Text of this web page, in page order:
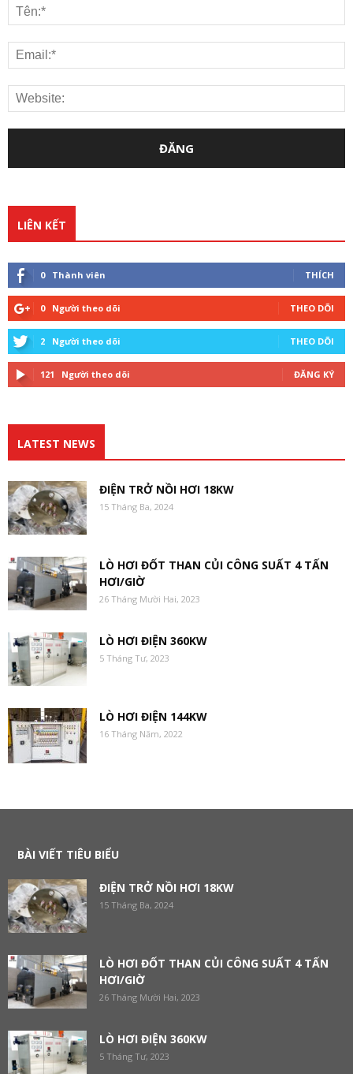
LIÊN KẾT
0 Thành viên THÍCH
0 Người theo dõi THEO DÕI
2 Người theo dõi THEO DÕI
121 Người theo dõi ĐĂNG KÝ
LATEST NEWS
ĐIỆN TRỞ NỒI HƠI 18KW
15 Tháng Ba, 2024
LÒ HƠI ĐỐT THAN CỦI CÔNG SUẤT 4 TẤN
HƠI/GIỜ
26 Tháng Mười Hai, 2023
LÒ HƠI ĐIỆN 360KW
5 Tháng Tư, 2023
LÒ HƠI ĐIỆN 144KW
16 Tháng Năm, 2022
BÀI VIẾT TIÊU BIỂU
ĐIỆN TRỞ NỒI HƠI 18KW
15 Tháng Ba, 2024
LÒ HƠI ĐỐT THAN CỦI CÔNG SUẤT 4 TẤN
HƠI/GIỜ
26 Tháng Mười Hai, 2023
LÒ HƠI ĐIỆN 360KW
5 Tháng Tư, 2023